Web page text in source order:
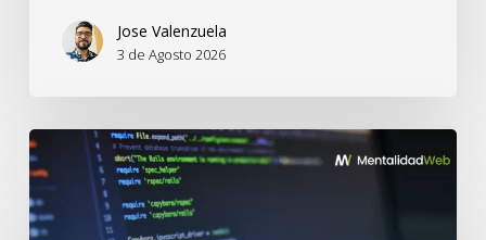
Jose Valenzuela
3 de Agosto 2026
Privacidad
desde
el
Diseño: